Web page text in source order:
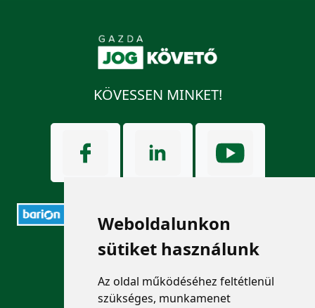
Weboldalunkon
sütiket használunk
Az oldal működéséhez feltétlenül
szükséges, munkamenet
KÖVESSEN MINKET!
ELÉRHETŐSÉGEK
+36 1 880 7600